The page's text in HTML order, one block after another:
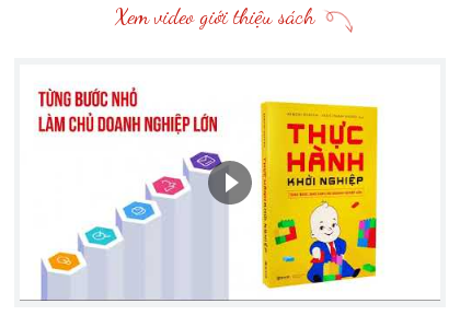
Xem video giới thiệu sách